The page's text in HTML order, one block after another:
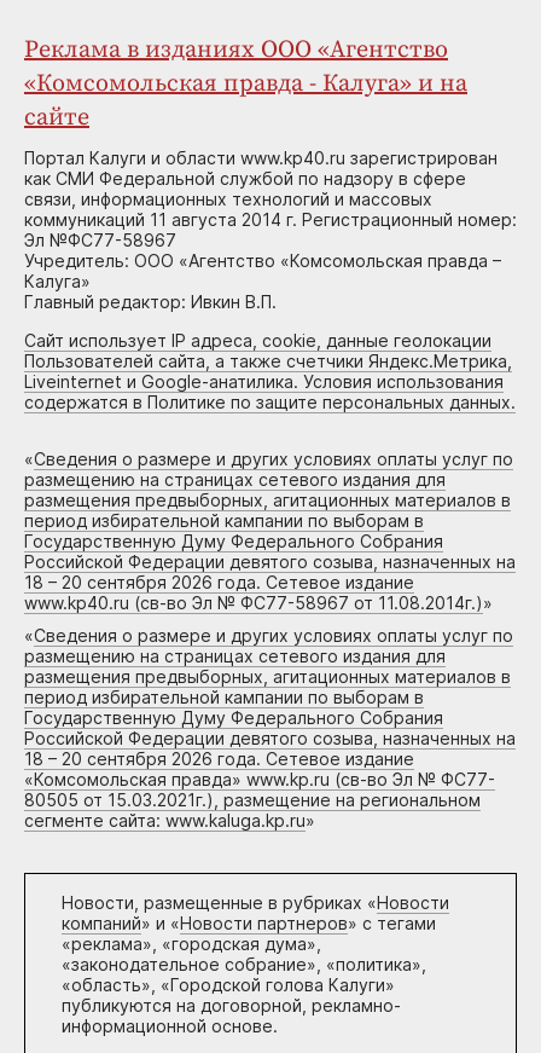
Реклама в изданиях ООО «Агентство
«Комсомольская правда - Калуга» и на
сайте
Портал Калуги и области www.kp40.ru зарегистрирован
как СМИ Федеральной службой по надзору в сфере
связи, информационных технологий и массовых
коммуникаций 11 августа 2014 г. Регистрационный номер:
Эл №ФС77-58967
Учредитель: ООО «Агентство «Комсомольская правда –
Калуга»
Главный редактор: Ивкин В.П.
Сайт использует IP адреса, cookie, данные геолокации
Пользователей сайта, а также счетчики Яндекс.Метрика,
Liveinternet и Google-анатилика. Условия использования
содержатся в Политике по защите персональных данных.
«Сведения о размере и других условиях оплаты услуг по
размещению на страницах сетевого издания для
размещения предвыборных, агитационных материалов в
период избирательной кампании по выборам в
Государственную Думу Федерального Собрания
Российской Федерации девятого созыва, назначенных на
18 – 20 сентября 2026 года. Сетевое издание
www.kp40.ru (св-во Эл № ФС77-58967 от 11.08.2014г.)»
«Сведения о размере и других условиях оплаты услуг по
размещению на страницах сетевого издания для
размещения предвыборных, агитационных материалов в
период избирательной кампании по выборам в
Государственную Думу Федерального Собрания
Российской Федерации девятого созыва, назначенных на
18 – 20 сентября 2026 года. Сетевое издание
«Комсомольская правда» www.kp.ru (св-во Эл № ФС77-
80505 от 15.03.2021г.), размещение на региональном
сегменте сайта: www.kaluga.kp.ru»
Новости, размещенные в рубриках «Новости
компаний» и «Новости партнеров» с тегами
«реклама», «городская дума»,
«законодательное собрание», «политика»,
«область», «Городской голова Калуги»
публикуются на договорной, рекламно-
информационной основе.